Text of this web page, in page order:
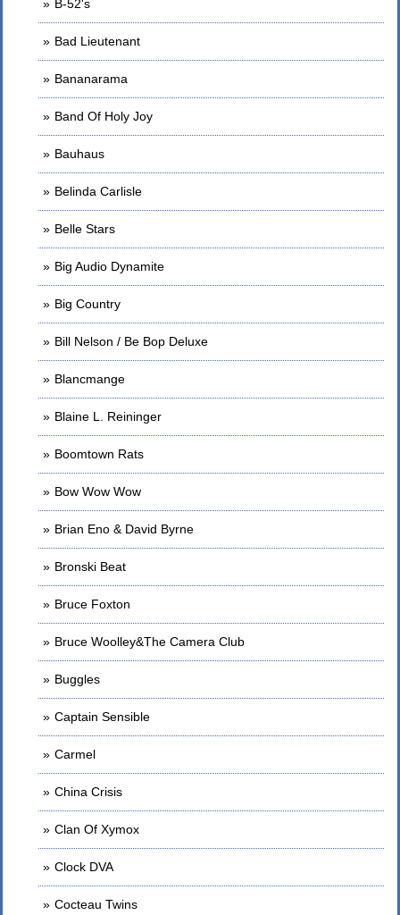
B-52's
Bad Lieutenant
Bananarama
Band Of Holy Joy
Bauhaus
Belinda Carlisle
Belle Stars
Big Audio Dynamite
Big Country
Bill Nelson / Be Bop Deluxe
Blancmange
Blaine L. Reininger
Boomtown Rats
Bow Wow Wow
Brian Eno & David Byrne
Bronski Beat
Bruce Foxton
Bruce Woolley&The Camera Club
Buggles
Captain Sensible
Carmel
China Crisis
Clan Of Xymox
Clock DVA
Cocteau Twins